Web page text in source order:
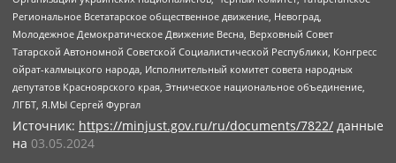
Региональное Всетатарское общественное движение, Невоград,
Молодежное Демократическое Движение Весна, Верховный Совет
Татарской Автономной Советской Социалистической Республики, Конгресс
ойрат-калмыцкого народа, Исполнительный комитет совета народных
депутатов Красноярского края, Этническое национальное объединение,
ЛГБТ, Я.МЫ Сергей Фургал
Источник: https://minjust.gov.ru/ru/documents/7822/ данные
на 03.05.2024